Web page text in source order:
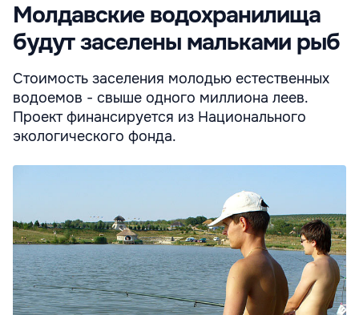
Молдавские водохранилища
будут заселены мальками рыб
Стоимость заселения молодью естественных
водоемов - свыше одного миллиона леев.
Проект финансируется из Национального
экологического фонда.